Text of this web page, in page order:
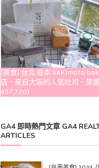
[美食] 台北 嵜本 SAKImoto
店．來自大阪的人氣吐司、果
497,720)
GA4 即時熱門文章 GA4
ARTICLES